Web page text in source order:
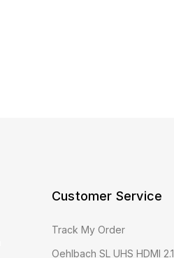
Customer Service
Track My Order
Oehlbach SL UHS HDMI 2.1